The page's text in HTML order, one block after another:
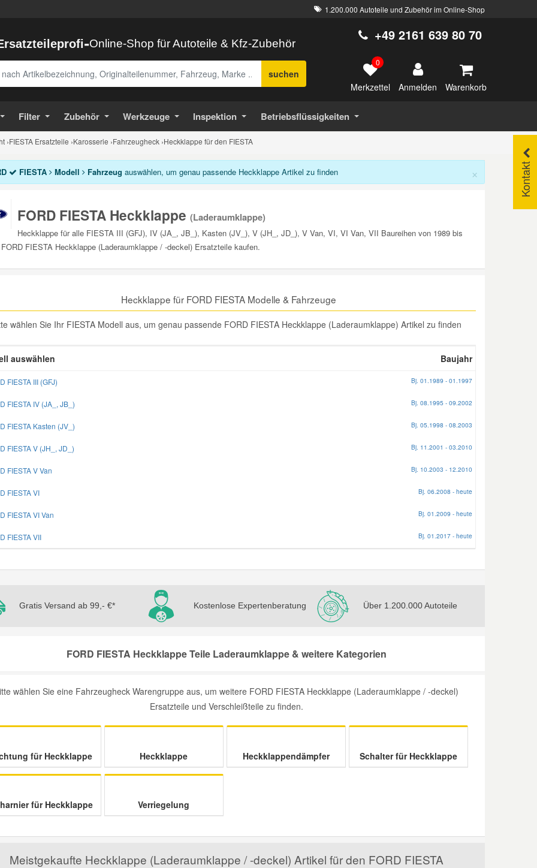
1.200.000 Autoteile und Zubehör im Online-Shop
-Online-Shop für Autoteile & Kfz-Zubehör
suchen
+49 2161 639 80 70
0
Merkzettel Anmelden Warenkorb
Filter Zubehör Werkzeuge Inspektion Betriebsflüssigkeiten
›FIESTA Ersatzteile ›Karosserie ›Fahrzeugheck ›Heckklappe für den FIESTA
Kontakt
×
FIESTA Modell Fahrzeug auswählen, um genau passende Heckklappe Artikel zu finden
FORD FIESTA Heckklappe (Laderaumklappe)
Heckklappe für alle FIESTA III (GFJ), IV (JA_, JB_), Kasten (JV_), V (JH_, JD_), V Van, VI, VI Van, VII Baureihen von 1989 bis
FIESTA Heckklappe (Laderaumklappe / -deckel) Ersatzteile kaufen.
Heckklappe für FORD FIESTA Modelle & Fahrzeuge
wählen Sie Ihr FIESTA Modell aus, um genau passende FORD FIESTA Heckklappe (Laderaumklappe) Artikel zu finden
auswählen Baujahr
FIESTA III (GFJ) Bj. 01.1989 - 01.1997
FIESTA IV (JA_, JB_) Bj. 08.1995 - 09.2002
FIESTA Kasten (JV_) Bj. 05.1998 - 08.2003
FIESTA V (JH_, JD_) Bj. 11.2001 - 03.2010
FIESTA V Van Bj. 10.2003 - 12.2010
FIESTA VI Bj. 06.2008 - heute
FIESTA VI Van Bj. 01.2009 - heute
FIESTA VII Bj. 01.2017 - heute
Gratis Versand ab 99,- €* Kostenlose Expertenberatung Über 1.200.000 Autoteile
FORD FIESTA Heckklappe Teile Laderaumklappe & weitere Kategorien
wählen Sie eine Fahrzeugheck Warengruppe aus, um weitere FORD FIESTA Heckklappe (Laderaumklappe / -deckel)
Ersatzteile und Verschleißteile zu finden.
für Heckklappe Heckklappe Heckklappendämpfer Schalter für Heckklappe
für Heckklappe Verriegelung
Meistgekaufte Heckklappe (Laderaumklappe / -deckel) Artikel für den FORD FIESTA